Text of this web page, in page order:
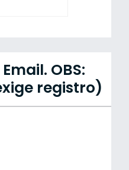
OBS:
registro)